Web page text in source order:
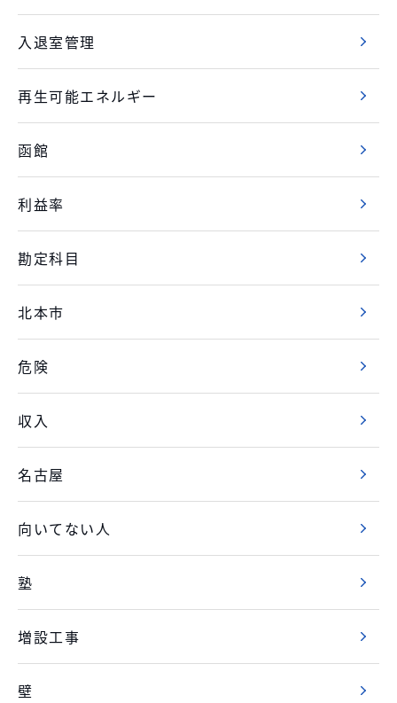
入退室管理
再生可能エネルギー
函館
利益率
勘定科目
北本市
危険
収入
名古屋
向いてない人
塾
増設工事
壁